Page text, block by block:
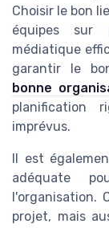
Choisir le bon
équipes sur
médiatique
garantir le
bonne
planification
imprévus.
Il est
adéquate
l'organisation.
projet, mais